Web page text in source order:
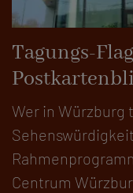
Tagungs-
Wer in Würzburg
Centrum